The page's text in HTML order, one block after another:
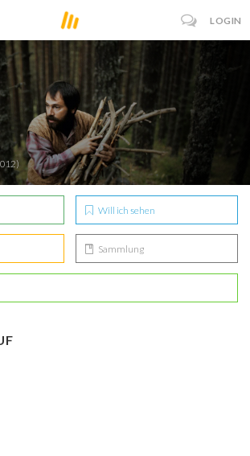
LOGIN
Will ich sehen
Sammlung